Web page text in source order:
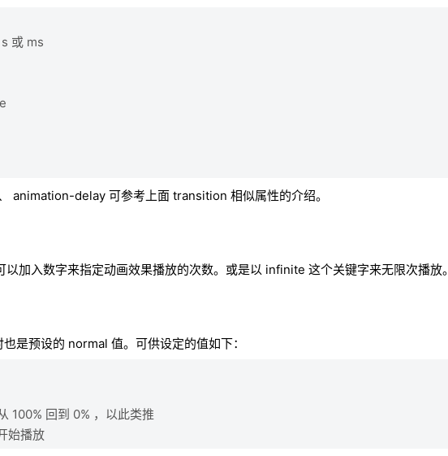
或 ms
delay 可参考上面 transition 相似属性的介绍。
加入数字来指定动画效果播放的次数。或是以 infinite 这个关键字来无限次播放。
是预设的 normal 值。可供设定的值如下：
100% 回到 0% ，以此类推
始播放